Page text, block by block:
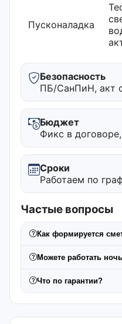
Пусконаладка
Безопасность
ПБ/СанПиН, акт
Бюджет
Фикс в
Сроки
Работаем по
Частые вопросы
Как формируется
Можете работать
Что по гарантии?